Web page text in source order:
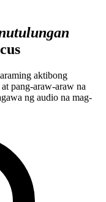
aktibong
pang-araw-araw na
ng audio na mag-